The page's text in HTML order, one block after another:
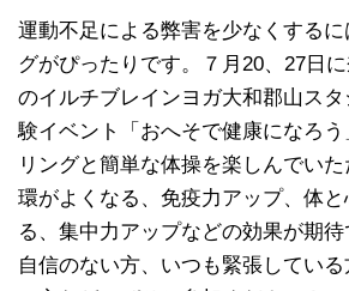
運動不足による弊害を少なくする
グがぴったりです。７月20、27日
のイルチブレインヨガ大和郡山ス
験イベント「おへそで健康になろ
リングと簡単な体操を楽しんでい
環がよくなる、免疫力アップ、体
る、集中力アップなどの効果が期
自信のない方、いつも緊張してい